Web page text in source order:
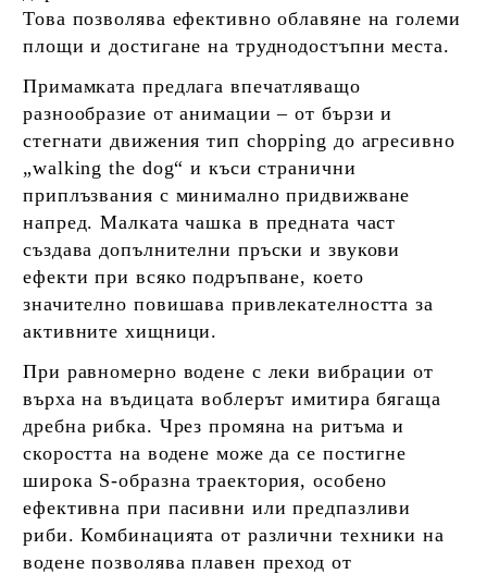
Това позволява ефективно облавяне на големи
площи и достигане на труднодостъпни места.
Примамката предлага впечатляващо
разнообразие от анимации – от бързи и
стегнати движения тип chopping до агресивно
„walking the dog“ и къси странични
приплъзвания с минимално придвижване
напред. Малката чашка в предната част
създава допълнителни пръски и звукови
ефекти при всяко подръпване, което
значително повишава привлекателността за
активните хищници.
При равномерно водене с леки вибрации от
върха на въдицата воблерът имитира бягаща
дребна рибка. Чрез промяна на ритъма и
скоростта на водене може да се постигне
широка S-образна траектория, особено
ефективна при пасивни или предпазливи
риби. Комбинацията от различни техники на
водене позволява плавен преход от